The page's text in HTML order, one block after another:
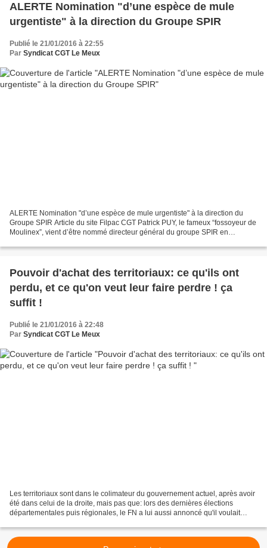
ALERTE Nomination "d’une espèce de mule
urgentiste" à la direction du Groupe SPIR
Publié le 21/01/2016 à 22:55
Par Syndicat CGT Le Meux
ALERTE Nomination "d’une espèce de mule urgentiste" à la direction du
Groupe SPIR Article du site Filpac CGT Patrick PUY, le fameux “fossoyeur de
Moulinex”, vient d’être nommé directeur général du groupe SPIR en
Pouvoir d'achat des territoriaux: ce qu'ils ont
perdu, et ce qu'on veut leur faire perdre ! ça
suffit !
Publié le 21/01/2016 à 22:48
Par Syndicat CGT Le Meux
Les territoriaux sont dans le colimateur du gouvernement actuel, après avoir
été dans celui de la droite, mais pas que: lors des dernières élections
départementales puis régionales, le FN a lui aussi annoncé qu'il voulait